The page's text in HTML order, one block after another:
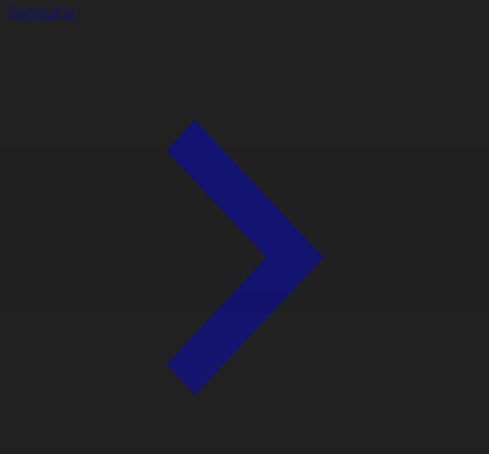
Барлығы